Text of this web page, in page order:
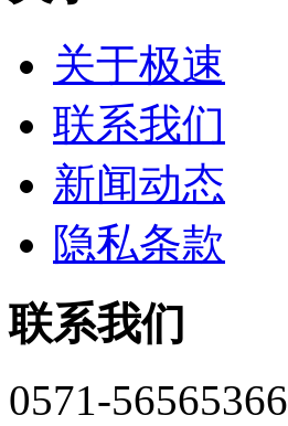
关于极速
联系我们
新闻动态
隐私条款
联系我们
0571-56565366